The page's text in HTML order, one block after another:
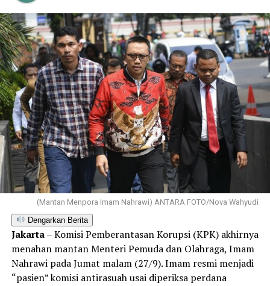
(Mantan Menpora Imam Nahrawi) ANTARA FOTO/Nova Wahyudi
Dengarkan Berita
Jakarta– Komisi Pemberantasan Korupsi (KPK) akhirnya
menahan mantan Menteri Pemuda dan Olahraga, Imam
Nahrawi pada Jumat malam (27/9). Imam resmi menjadi
“pasien” komisi antirasuah usai diperiksa perdana